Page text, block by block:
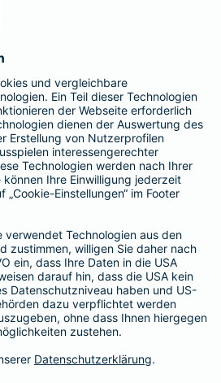
Teil der BarmeniaGothaer
SEITEN
Zusatzversicherung
Adresse ändern
melden